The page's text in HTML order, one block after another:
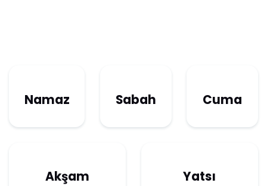
Namaz Sabah Cuma
Akşam Yatsı